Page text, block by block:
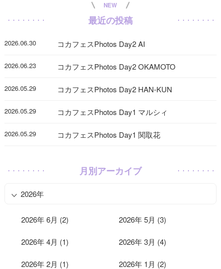
NEW
最近の投稿
2026.06.30 コカフェスPhotos Day2 AI
2026.06.23 コカフェスPhotos Day2 OKAMOTO
2026.05.29 コカフェスPhotos Day2 HAN-KUN
2026.05.29 コカフェスPhotos Day1 マルシィ
2026.05.29 コカフェスPhotos Day1 関取花
月別アーカイブ
2026年
2026年 6月 (2) 2026年 5月 (3)
2026年 4月 (1) 2026年 3月 (4)
2026年 2月 (1) 2026年 1月 (2)